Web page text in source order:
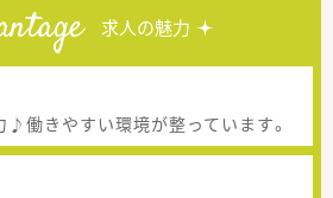
求人の魅力
働きやすい環境が整っています。